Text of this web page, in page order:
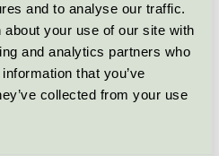
and to analyse our traffic.
your use of our site with
and analytics partners who
that you’ve
collected from your use
Soap, 1000 ml
flytande